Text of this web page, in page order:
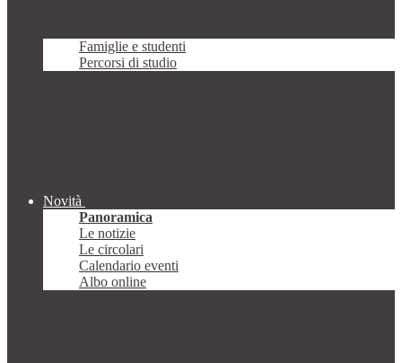
Famiglie e studenti
Percorsi di studio
Novità
Panoramica
Le notizie
Le circolari
Calendario eventi
Albo online